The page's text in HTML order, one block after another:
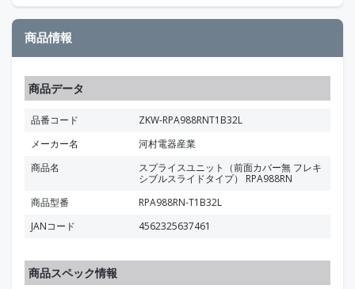
商品情報
商品データ
品番コード
ZKW-RPA988RNT1B32L
メーカー名
河村電器産業
商品名
スプライスユニット（前面カバー無 フレキ
シブルスライドタイプ） RPA988RN
商品型番
RPA988RN-T1B32L
JANコード
4562325637461
商品スペック情報